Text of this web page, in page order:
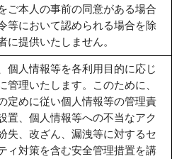
ご本人の事前の同意がある場合
等において認められる場合を除
に提供いたしません。
個人情報等を各利用目的に応じ
管理いたします。このために、
定めに従い個人情報等の管理責
置、個人情報等への不当なアク
失、改ざん、漏洩等に対するセ
ィ対策を含む安全管理措置を講